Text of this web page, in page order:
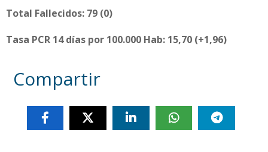
Total Fallecidos: 79 (0)
Tasa PCR 14 días por 100.000 Hab: 15,70 (+1,96)
Compartir